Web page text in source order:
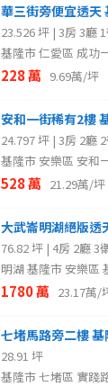
華三街旁便宜透天
23.526 坪 | 3房 3廳
基隆市 仁愛區 成功
228 萬 9.69萬/坪
安和一街稀有2樓
24.797 坪 | 3房 2廳
基隆市 安樂區 安和
528 萬 21.29萬/坪
大武崙明湖絕版透
76.82 坪 | 4房 2廳 3
明湖 基隆市 安樂區
1780 萬 23.17萬/
七堵馬路旁二樓
28.91 坪
基隆市 七堵區 實踐